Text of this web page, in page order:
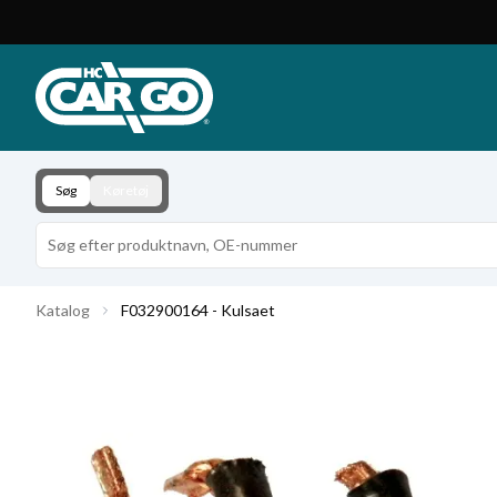
Download
Kontakt
Søg
Katalog F032900164 - Kulsaet